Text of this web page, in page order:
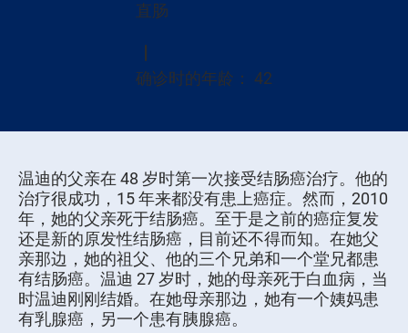
直肠
确诊时的年龄： 42
温迪的父亲在 48 岁时第一次接受结肠癌治疗。他的
治疗很成功，15 年来都没有患上癌症。然而，2010
年，她的父亲死于结肠癌。至于是之前的癌症复发
还是新的原发性结肠癌，目前还不得而知。在她父
亲那边，她的祖父、他的三个兄弟和一个堂兄都患
有结肠癌。温迪 27 岁时，她的母亲死于白血病，当
时温迪刚刚结婚。在她母亲那边，她有一个姨妈患
有乳腺癌，另一个患有胰腺癌。